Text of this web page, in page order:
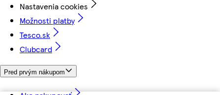
Nastavenia cookies
Možnosti platby
Tesco.sk
Clubcard
Pred prvým nákupom